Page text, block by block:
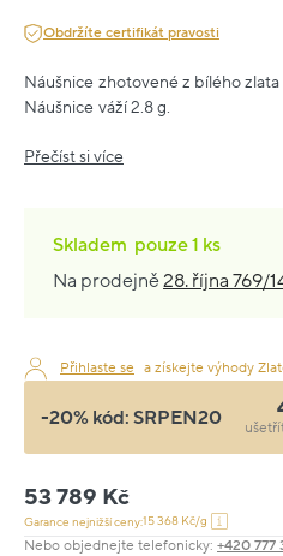
Obdržíte certifikát pravosti
Náušnice zhotovené z bílého
Náušnice váží 2.8 g.
Přečíst si více
Skladem pouze1 ks
Na prodejně28. října 769/
Přihlaste se a získejte výhody
-20% kód: SRPEN20
53 789 Kč
Garance nejnižší ceny:15 368 Kč/g
Nebo objednejte telefonicky: +420 777